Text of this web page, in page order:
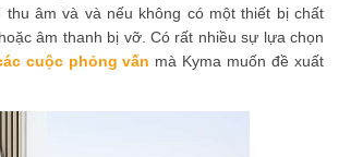
âm và và nếu không có một thiết bị chất
âm thanh bị vỡ. Có rất nhiều sự lựa chọn
cuộc phỏng vấn mà Kyma muốn đề xuất